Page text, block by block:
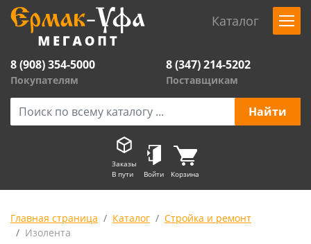
Каталог
8 (908) 354-5000
Покупателям
8 (347) 214-5202
Поставщикам
Заказы
В пути
Войти Корзина
Главная страница Каталог
Стройка и ремонт
Изолента